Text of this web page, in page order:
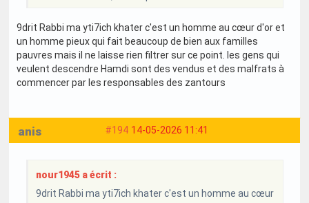
9drit Rabbi ma yti7ich khater c'est un homme au cœur d'or et
un homme pieux qui fait beaucoup de bien aux familles
pauvres mais il ne laisse rien filtrer sur ce point. les gens qui
veulent descendre Hamdi sont des vendus et des malfrats à
commencer par les responsables des zantours
#194 14-05-2026 11:41
anis
nour1945 a écrit :
9drit Rabbi ma yti7ich khater c'est un homme au cœur